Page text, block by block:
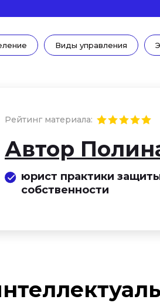
Виды управления
Автор
юрист практики
собственности
Рейтинг материала: